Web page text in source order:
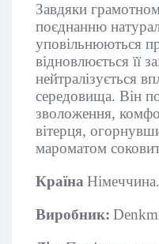
Завдяки
поєднанню
уповільнюються
відновлюється її
нейтралізується
середовища. Він
зволоження,
вітерця,
мароматом
Країна Німеччина.
Виробник: